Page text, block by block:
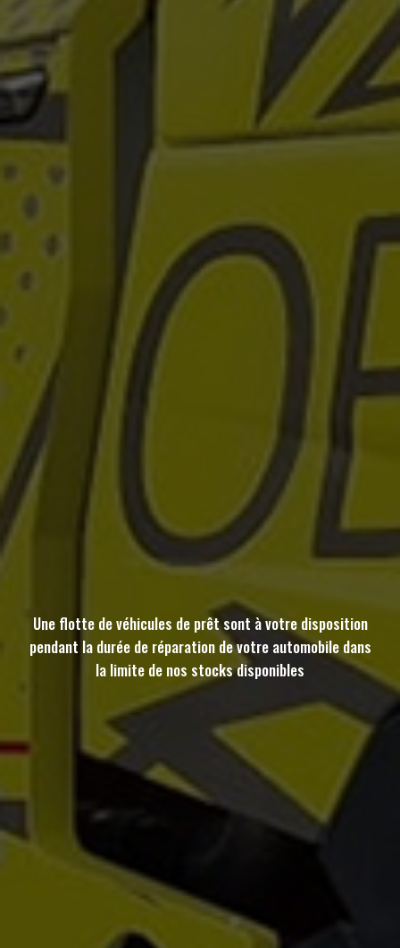
Une flotte de véhicules de prêt sont à votre disposition
pendant la durée de réparation de votre automobile dans
la limite de nos stocks disponibles